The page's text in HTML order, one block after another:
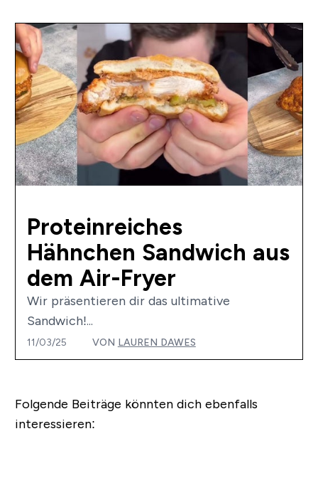
Proteinreiches
Hähnchen Sandwich aus
dem Air-Fryer
Wir präsentieren dir das ultimative
Sandwich!...
11/03/25 VON LAUREN DAWES
Folgende Beiträge könnten dich ebenfalls
interessieren: